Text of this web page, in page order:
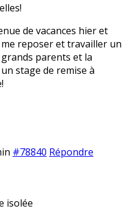
de vacances hier et
reposer et travailler un
parents et la
stage de remise à
#78840 Répondre
isolée